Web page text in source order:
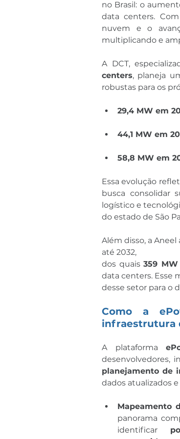
no Brasil: o
data centers.
nuvem e o
multiplicando e
A DCT,
centers, planeja
robustas para os
29,4 MW em
44,1 MW em
58,8 MW em
Essa evolução
busca consolidar
logístico e
do estado de São
Além disso, a
até 2032,
dos quais 359 MW
data centers. Esse
desse setor para o
Como a
infraestrutura
A plataforma
desenvolvedores,
planejamento de
dados atualizados
Mapeamento
panorama
identificar